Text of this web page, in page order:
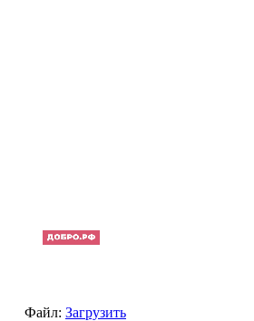
Файл: Загрузить